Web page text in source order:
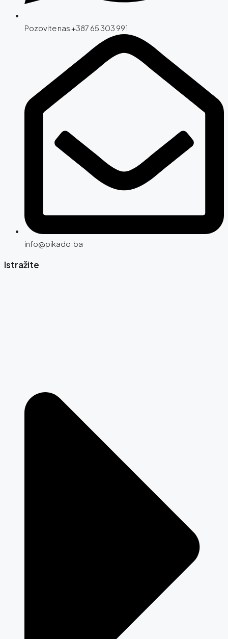
Pozovite nas +387 65 303 991
info@pikado.ba
Istražite